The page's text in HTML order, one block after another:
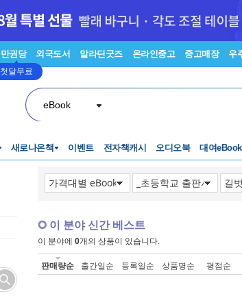
만권당
첫달무료
외국도서 알라딘굿즈 온라인중고 중고매장 우
eBook
새로나온책 이벤트 전자책캐시 오디오북 대여eBook
이 분야 신간 베스트
이 분야에 0개의 상품이 있습니다.
판매량순 출간일순 등록일순 상품명순 평점순